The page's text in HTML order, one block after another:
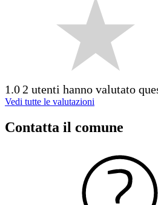
1.0 2 utenti hanno valutato
Vedi tutte le valutazioni
Contatta il comune